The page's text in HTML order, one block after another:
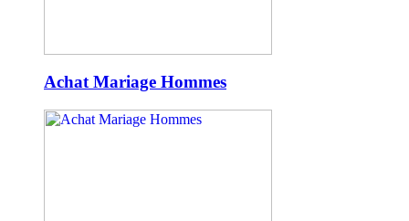
Achat Mariage Hommes